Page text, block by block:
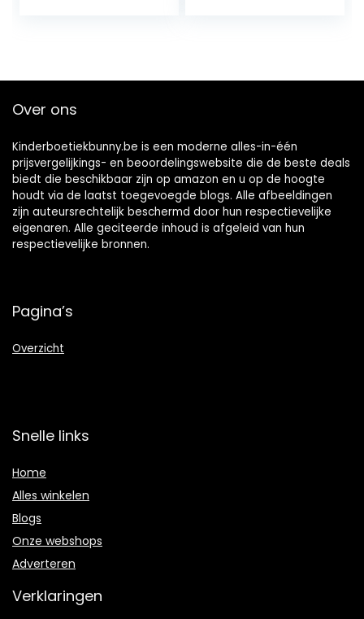
Over ons
Kinderboetiekbunny.be is een moderne alles-in-één
prijsvergelijkings- en beoordelingswebsite die de beste deals
biedt die beschikbaar zijn op amazon en u op de hoogte
houdt via de laatst toegevoegde blogs. Alle afbeeldingen
zijn auteursrechtelijk beschermd door hun respectievelijke
eigenaren. Alle geciteerde inhoud is afgeleid van hun
respectievelijke bronnen.
Pagina’s
Overzicht
Snelle links
Home
Alles winkelen
Blogs
Onze webshops
Adverteren
Verklaringen